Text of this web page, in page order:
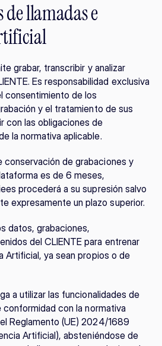
de llamadas e
grabar, transcribir y analizar
Es responsabilidad exclusiva
consentimiento de los
y el tratamiento de sus
con las obligaciones de
la normativa aplicable.
conservación de grabaciones y
es de 6 meses,
procederá a su supresión salvo
expresamente un plazo superior.
datos, grabaciones,
del CLIENTE para entrenar
Artificial, ya sean propios o de
a utilizar las funcionalidades de
con la normativa
Reglamento (UE) 2024/1689
Artificial), absteniéndose de